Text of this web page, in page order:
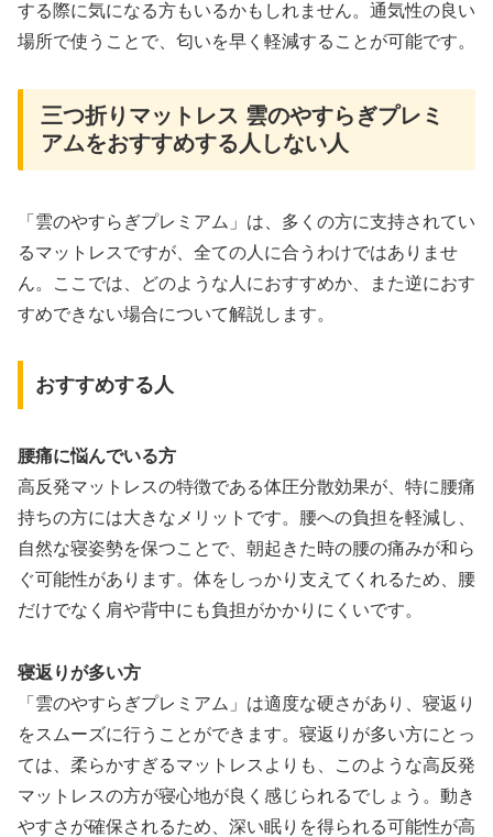
する際に気になる方もいるかもしれません。通気性の良い
場所で使うことで、匂いを早く軽減することが可能です。
三つ折りマットレス 雲のやすらぎプレミ
アムをおすすめする人しない人
「雲のやすらぎプレミアム」は、多くの方に支持されてい
るマットレスですが、全ての人に合うわけではありませ
ん。ここでは、どのような人におすすめか、また逆におす
すめできない場合について解説します。
おすすめする人
腰痛に悩んでいる方
高反発マットレスの特徴である体圧分散効果が、特に腰痛
持ちの方には大きなメリットです。腰への負担を軽減し、
自然な寝姿勢を保つことで、朝起きた時の腰の痛みが和ら
ぐ可能性があります。体をしっかり支えてくれるため、腰
だけでなく肩や背中にも負担がかかりにくいです。
寝返りが多い方
「雲のやすらぎプレミアム」は適度な硬さがあり、寝返り
をスムーズに行うことができます。寝返りが多い方にとっ
ては、柔らかすぎるマットレスよりも、このような高反発
マットレスの方が寝心地が良く感じられるでしょう。動き
やすさが確保されるため、深い眠りを得られる可能性が高